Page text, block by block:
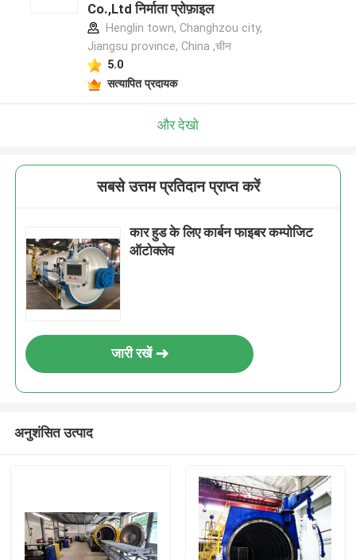
Co.,Ltd निर्माता प्रोफ़ाइल
Henglin town, Changhzou city,
Jiangsu province, China ,चीन
5.0
सत्यापित प्रदायक
और देखो
सबसे उत्तम प्रतिदान प्राप्त करें
कार हुड के लिए कार्बन फाइबर कम्पोजिट
ऑटोक्लेव
जारी रखें
अनुशंसित उत्पाद